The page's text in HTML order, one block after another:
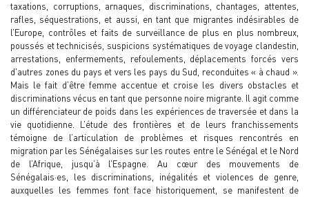
taxations, corruptions, arnaques, discriminations, chantages, attentes,
rafles, séquestrations, et aussi, en tant que migrantes indésirables de
l’Europe, contrôles et faits de surveillance de plus en plus nombreux,
poussés et technicisés, suspicions systématiques de voyage clandestin,
arrestations, enfermements, refoulements, déplacements forcés vers
d'autres zones du pays et vers les pays du Sud, reconduites « à chaud ».
Mais le fait d’être femme accentue et croise les divers obstacles et
discriminations vécus en tant que personne noire migrante. Il agit comme
un différenciateur de poids dans les expériences de traversée et dans la
vie quotidienne. L’étude des frontières et de leurs franchissements
témoigne de l’articulation de problèmes et risques rencontrés en
migration par les Sénégalaises sur les routes entre le Sénégal et le Nord
de l’Afrique, jusqu’à l’Espagne. Au cœur des mouvements de
Sénégalais·es, les discriminations, inégalités et violences de genre,
auxquelles les femmes font face historiquement, se manifestent de